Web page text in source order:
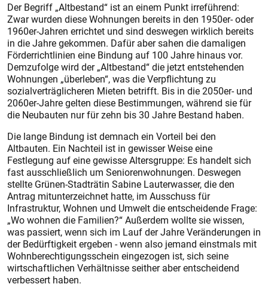
Der Begriff „Altbestand“ ist an einem Punkt irreführend:
Zwar wurden diese Wohnungen bereits in den 1950er- oder
1960er-Jahren errichtet und sind deswegen wirklich bereits
in die Jahre gekommen. Dafür aber sahen die damaligen
Förderrichtlinien eine Bindung auf 100 Jahre hinaus vor.
Demzufolge wird der „Altbestand“ die jetzt entstehenden
Wohnungen „überleben“, was die Verpflichtung zu
sozialverträglicheren Mieten betrifft. Bis in die 2050er- und
2060er-Jahre gelten diese Bestimmungen, während sie für
die Neubauten nur für zehn bis 30 Jahre Bestand haben.
Die lange Bindung ist demnach ein Vorteil bei den
Altbauten. Ein Nachteil ist in gewisser Weise eine
Festlegung auf eine gewisse Altersgruppe: Es handelt sich
fast ausschließlich um Seniorenwohnungen. Deswegen
stellte Grünen-Stadträtin Sabine Lauterwasser, die den
Antrag mitunterzeichnet hatte, im Ausschuss für
Infrastruktur, Wohnen und Umwelt die entscheidende Frage:
„Wo wohnen die Familien?“ Außerdem wollte sie wissen,
was passiert, wenn sich im Lauf der Jahre Veränderungen in
der Bedürftigkeit ergeben - wenn also jemand einstmals mit
Wohnberechtigungsschein eingezogen ist, sich seine
wirtschaftlichen Verhältnisse seither aber entscheidend
verbessert haben.